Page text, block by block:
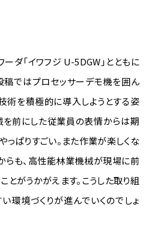
ーダ「イワフジ U-5DGW」とともに
稿ではプロセッサーデモ機を囲ん
術を積極的に導入しようとする姿
を前にした従業員の表情からは期
っぱりすごい。また作業が楽しくな
からも、高性能林業機械が現場に前
とがうかがえます。こうした取り組
環境づくりが進んでいくのでしょ